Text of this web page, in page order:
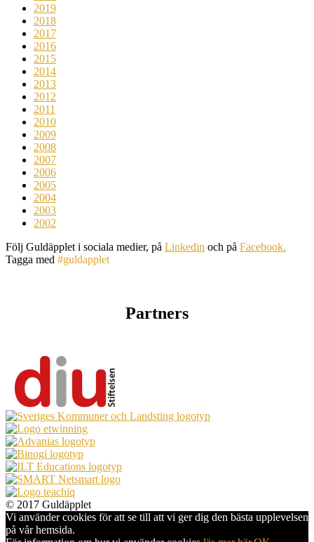
2019
2018
2017
2016
2015
2014
2013
2012
2011
2010
2009
2008
2007
2006
2005
2004
2003
2002
Följ Guldäpplet i sociala medier, på Linkedin och på Facebook.
Tagga med #guldapplet
Partners
© 2017 Guldäpplet
Vi använder cookies för att se till att vi ger dig den bästa upplevelsen
på vår hemsida.